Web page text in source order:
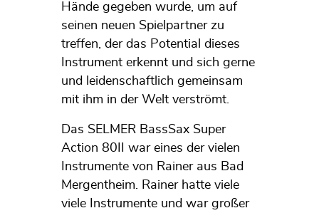
Hände gegeben wurde, um auf
seinen neuen Spielpartner zu
treffen, der das Potential dieses
Instrument erkennt und sich gerne
und leidenschaftlich gemeinsam
mit ihm in der Welt verströmt.
Das SELMER BassSax Super
Action 80II war eines der vielen
Instrumente von Rainer aus Bad
Mergentheim. Rainer hatte viele
viele Instrumente und war großer